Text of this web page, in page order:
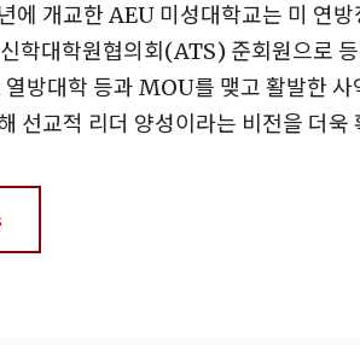
에 개교한 AEU 미성대학교는 미 연
학대학원협의회(ATS) 준회원으로
열방대학 등과 MOU를 맺고 활발한
선교적 리더 양성이라는 비전을 더욱